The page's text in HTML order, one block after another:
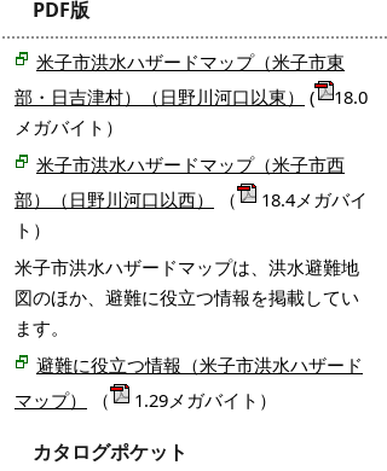
PDF版
米子市洪水ハザードマップ（米子市東
部・日吉津村）（日野川河口以東）
(
18.0
メガバイト）
米子市洪水ハザードマップ（米子市西
部）（日野川河口以西）
（
18.4メガバイ
ト）
米子市洪水ハザードマップは、洪水避難地
図のほか、避難に役立つ情報を掲載してい
ます。
避難に役立つ情報（米子市洪水ハザード
マップ）
（ 1.29メガバイト）
カタログポケット